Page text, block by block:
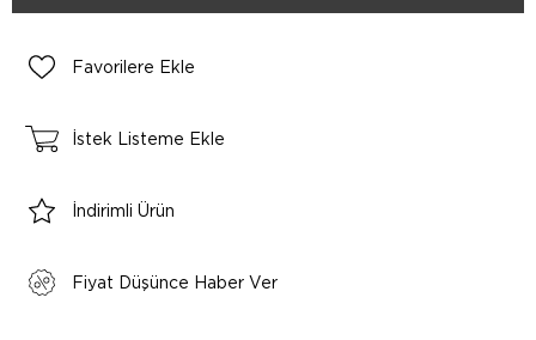
Favorilere Ekle
İstek Listeme Ekle
İndirimli Ürün
Fiyat Düşünce Haber Ver